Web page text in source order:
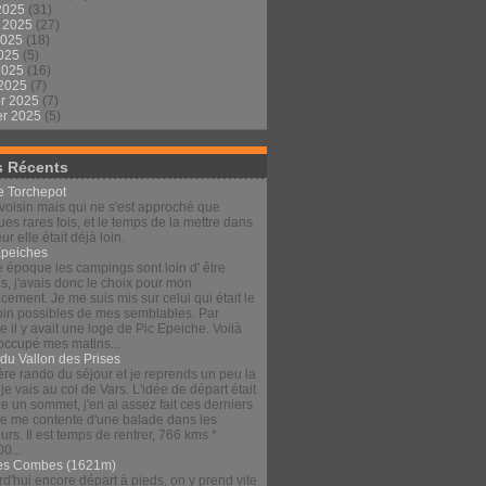
(31)
(27)
(18)
(5)
(16)
(7)
2025 (7)
2025 (5)
Récents
Torchepot
mais qui ne s'est approché que
rares fois, et le temps de la mettre dans
elle était déjà loin.
époque les campings sont loin d' être
j'avais donc le choix pour mon
Je me suis mis sur celui qui était le
possibles de mes semblables. Par
il y avait une loge de Pic Epeiche. Voilà
mes matins...
Vallon des Prises
rando du séjour et je reprends un peu la
vais au col de Vars. L'idée de départ était
un sommet, j'en ai assez fait ces derniers
me contente d'une balade dans les
Il est temps de rentrer, 766 kms *
Combes (1621m)
encore départ à pieds, on y prend vite